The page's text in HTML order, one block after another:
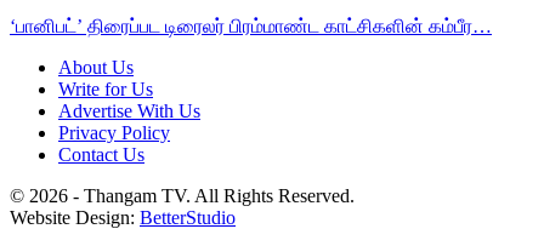
‘பானிபட்’ திரைப்பட டிரைலர் பிரம்மாண்ட காட்சிகளின் கம்பீர…
About Us
Write for Us
Advertise With Us
Privacy Policy
Contact Us
© 2026 - Thangam TV. All Rights Reserved.
Website Design: BetterStudio